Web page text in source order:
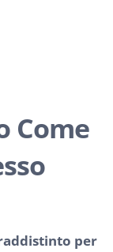
Come
per